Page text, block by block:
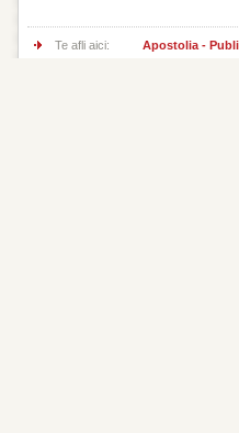
Te afli aici: Apostolia -